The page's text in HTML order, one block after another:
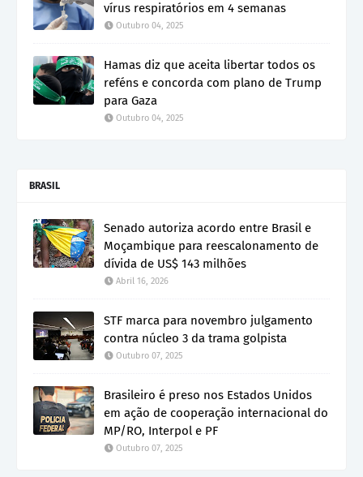
vírus respiratórios em 4 semanas
Outubro 04, 2025
Hamas diz que aceita libertar todos os
reféns e concorda com plano de Trump
para Gaza
Outubro 04, 2025
BRASIL
Senado autoriza acordo entre Brasil e
Moçambique para reescalonamento de
dívida de US$ 143 milhões
Abril 16, 2026
STF marca para novembro julgamento
contra núcleo 3 da trama golpista
Outubro 07, 2025
Brasileiro é preso nos Estados Unidos
em ação de cooperação internacional do
MP/RO, Interpol e PF
Outubro 07, 2025